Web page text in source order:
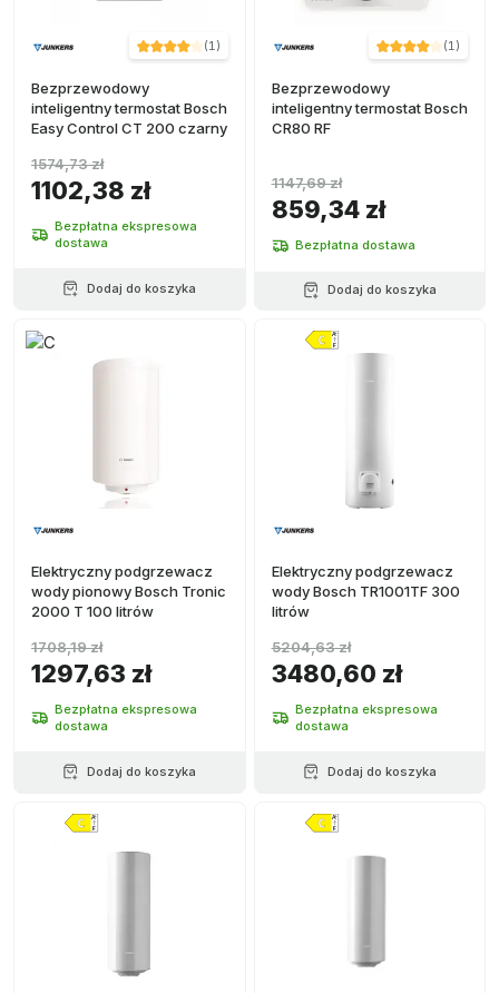
(1)
Bezprzewodowy
inteligentny termostat Bosch
Easy Control CT 200 czarny
1102,38 zł
1574,73 zł
Bezpłatna ekspresowa
dostawa
Dodaj do koszyka
(1)
Bezprzewodowy
inteligentny termostat Bosch
CR80 RF
859,34 zł
1147,69 zł
Bezpłatna dostawa
Dodaj do koszyka
Elektryczny podgrzewacz
wody pionowy Bosch Tronic
2000 T 100 litrów
1297,63 zł
1708,19 zł
Bezpłatna ekspresowa
dostawa
Dodaj do koszyka
Elektryczny podgrzewacz
wody Bosch TR1001TF 300
litrów
3480,60 zł
5204,63 zł
Bezpłatna ekspresowa
dostawa
Dodaj do koszyka